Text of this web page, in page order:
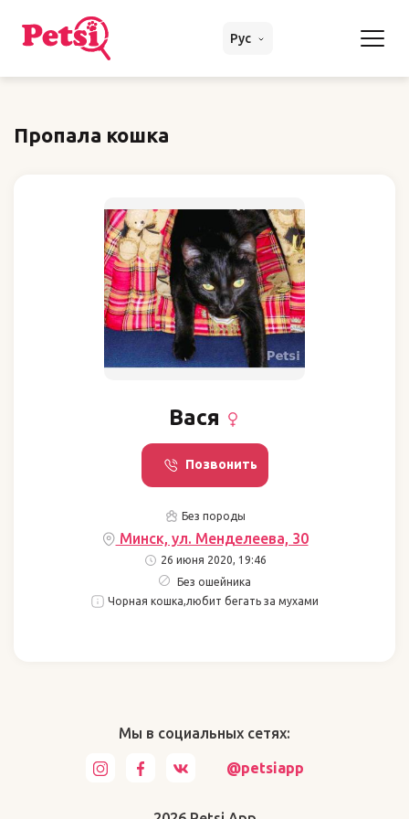
Рус
Пропала кошка
Вася
Позвонить
Без породы
Минск, ул. Менделеева, 30
26 июня 2020, 19:46
Без ошейника
Чорная кошка,любит бегать за мухами
Мы в социальных сетях:
@petsiapp